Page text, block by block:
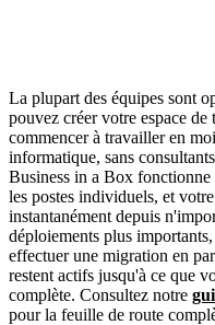
La plupart des équipes sont
pouvez créer votre espace
commencer à travailler en
informatique, sans
Business in a Box fonctionne
les postes individuels, et
instantanément depuis
déploiements plus
effectuer une migration en
restent actifs jusqu'à ce que
complète. Consultez notre
pour la feuille de route